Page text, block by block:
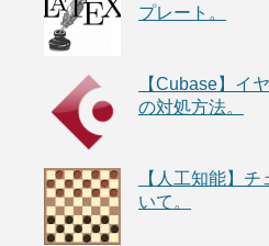
プレート。
【Cubase】イ
の対処方法。
【人工知能】
いて。